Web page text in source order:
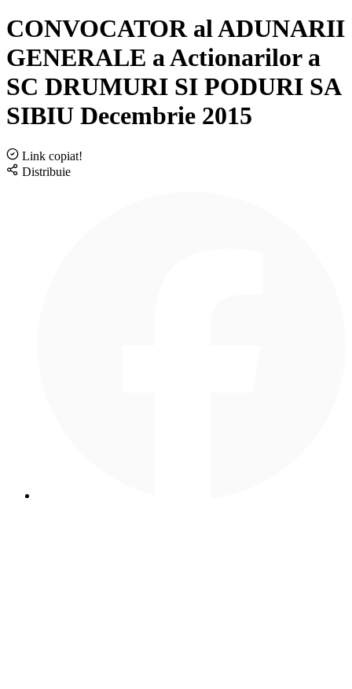
CONVOCATOR al ADUNARII
GENERALE a Actionarilor a
SC DRUMURI SI PODURI SA
SIBIU Decembrie 2015
Link copiat!
Distribuie